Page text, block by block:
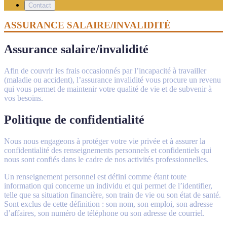
Contact
ASSURANCE SALAIRE/INVALIDITÉ
Assurance salaire/invalidité
Afin de couvrir les frais occasionnés par l’incapacité à travailler
(maladie ou accident), l’assurance invalidité vous procure un revenu
qui vous permet de maintenir votre qualité de vie et de subvenir à
vos besoins.
Politique de confidentialité
Nous nous engageons à protéger votre vie privée et à assurer la
confidentialité des renseignements personnels et confidentiels qui
nous sont confiés dans le cadre de nos activités professionnelles.
Un renseignement personnel est défini comme étant toute
information qui concerne un individu et qui permet de l’identifier,
telle que sa situation financière, son train de vie ou son état de santé.
Sont exclus de cette définition : son nom, son emploi, son adresse
d’affaires, son numéro de téléphone ou son adresse de courriel.